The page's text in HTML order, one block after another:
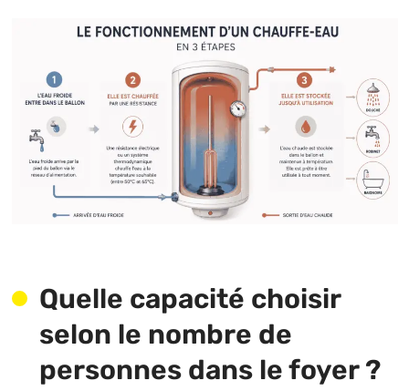
Quelle capacité choisir
selon le nombre de
personnes dans le foyer ?